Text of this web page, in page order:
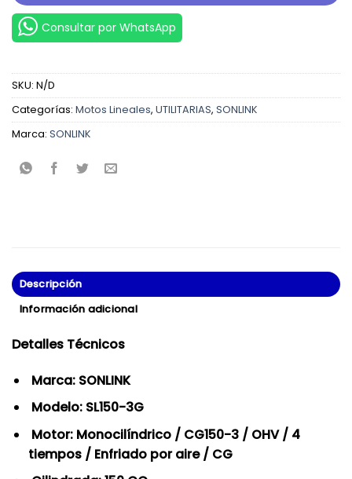
Consultar por WhatsApp
SKU: N/D
Categorías: Motos Lineales, UTILITARIAS, SONLINK
Marca: SONLINK
Descripción
Información adicional
Detalles Técnicos
Marca: SONLINK
Modelo: SL150-3G
Motor: Monocilíndrico / CG150-3 / OHV / 4
tiempos / Enfriado por aire / CG